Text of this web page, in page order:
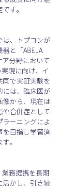
す。
、トプコンが
と「ABEJA
分野において
現に向け、イ
同で実証実験を
には、臨床医が
像から、現在は
や合併症として
ラーニングによ
を目指し学習済
す。
務提携を長期
活かし、引き続